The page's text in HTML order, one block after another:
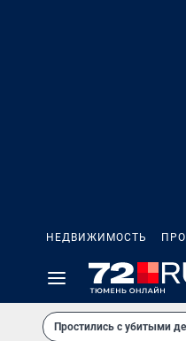
НЕДВИЖИМОСТЬ
Простились с убитыми